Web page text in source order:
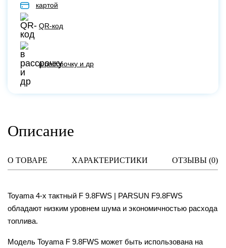
картой
QR-код
в рассрочку и др
Описание
О ТОВАРЕ ХАРАКТЕРИСТИКИ ОТЗЫВЫ (0)
Toyama 4-х тактный F 9.8FWS | PARSUN F9.8FWS
обладают низким уровнем шума и экономичностью расхода
топлива.
Модель Toyama F 9.8FWS может быть использована на